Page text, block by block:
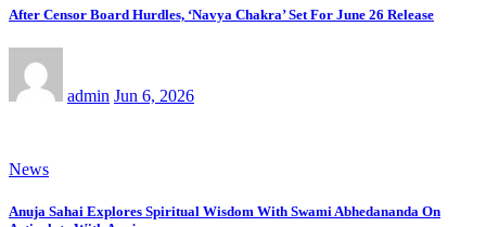
After Censor Board Hurdles, ‘Navya Chakra’ Set For June 26 Release
admin Jun 6, 2026
News
Anuja Sahai Explores Spiritual Wisdom With Swami Abhedananda On